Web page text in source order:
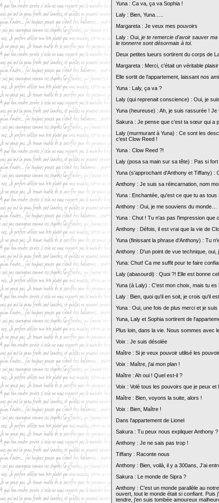
Yuna : Ca va, ça va Sophia !
Laly : Bien, Yuna…..
Margareta : Je veux mes pouvoirs
Laly : Oui, je te remercie d'avoir sauver
le tonnerre sont désormais à toi.
Deux petites lueurs sortirent du corps de
Margareta : Merci, c'était un véritable plaisir
Elle sortit de l'appartement, laissant nos
Yuna : Laly, ça va ?
Laly (qui reprenait conscience) : Oui, je
Yuna (heureuse) : Ah, je suis rassurée !
Sakura : Je pense que c'est ta sœur qui a
Laly (murmurant à Yuna) : Ce sont les
c'est Clow Reed !
Yuna : Clow Reed ?!
Laly (posa sa main sur sa tête) : Pas si fort
Yuna (s'approchant d'Anthony et Tiffany) :
Anthony : Je suis sa réincarnation, nom
Yuna : Enchantée, qu'est ce que tu as
Anthony : Oui, je me souviens du monde…
Yuna : Chut ! Tu n'as pas l'impression que
Anthony : Défois, il est vrai que la vie de
Yuna (finissant la phrase d'Anthony) : Tu
Anthony : D'un point de vue technique,
Yuna: Chut! Ca me suffit pour te faire
Laly (abasourdi) : Quoi ?! Elle est bonne
Yuna (à Laly) : C'est mon choix, mais tu
Laly : Bien, quoi qu'il en soit, je crois qu'il
Yuna : Oui, une fois de plus merci et je
Yuna, Laly et Sophia sortirent de
Plus loin, dans la vie. Nous sommes avec
Voix : Je suis désolée
Maître : Si je veux pouvoir utilisé les
Voix : Maître, j'ai mon plan !
Maître : Ah oui ! Quel est-il ?
Voix : Volé tous les pouvoirs que je peux
Maître : Bien, voyons la suite, alors !
Voix : Bien, Maître !
Dans l'appartement de Lionel
Sakura : Tu peux nous expliquer Anthony ?
Anthony : Je ne sais pas trop !
Tiffany : Raconte nous
Anthony : Bien, voilà, il y a 300ans, J'ai
Sakura : Le monde de Sipra ?
Anthony : C'est un monde parallèle au
ouvert, tout le monde était si confiant. Puis
tendre, j'en suis tombée amoureux